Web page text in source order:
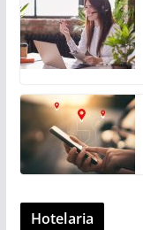
Hotelaria